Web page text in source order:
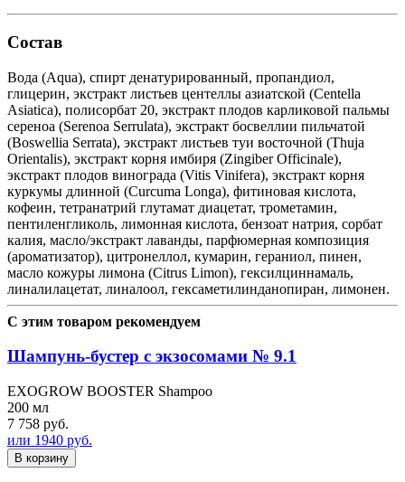
Состав
Вода (Aqua), спирт денатурированный, пропандиол,
глицерин, экстракт листьев центеллы азиатской (Centella
Asiatica), полисорбат 20, экстракт плодов карликовой пальмы
сереноа (Serenoa Serrulata), экстракт босвеллии пильчатой
(Boswellia Serrata), экстракт листьев туи восточной (Thuja
Orientalis), экстракт корня имбиря (Zingiber Officinale),
экстракт плодов винограда (Vitis Vinifera), экстракт корня
куркумы длинной (Curcuma Longa), фитиновая кислота,
кофеин, тетранатрий глутамат диацетат, трометамин,
пентиленгликоль, лимонная кислота, бензоат натрия, сорбат
калия, масло/экстракт лаванды, парфюмерная композиция
(ароматизатор), цитронеллол, кумарин, гераниол, пинен,
масло кожуры лимона (Citrus Limon), гексилциннамаль,
линалилацетат, линалоол, гексаметилинданопиран, лимонен.
С этим товаром рекомендуем
Шампунь-бустер с экзосомами № 9.1
EXOGROW BOOSTER Shampoo
200 мл
7 758 руб.
или 1940 руб.
В корзину